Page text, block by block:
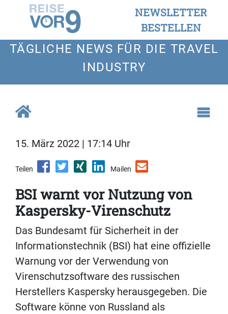
NEWSLETTER
BESTELLEN
TÄGLICHE NEWS FÜR DIE TRAVEL
INDUSTRY
15. März 2022 | 17:14 Uhr
Teilen Mailen
BSI warnt vor Nutzung von
Kaspersky-Virenschutz
Das Bundesamt für Sicherheit in der
Informationstechnik (BSI) hat eine offizielle
Warnung vor der Verwendung von
Virenschutzsoftware des russischen
Herstellers Kaspersky herausgegeben. Die
Software könne von Russland als